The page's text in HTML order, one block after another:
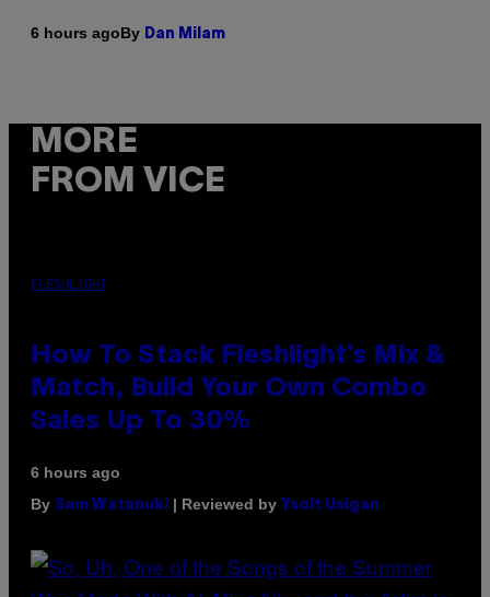
6 hours agoBy Dan Milam
MORE
FROM VICE
FLESHLIGHT
How To Stack Fleshlight’s Mix &
Match, Build Your Own Combo
Sales Up To 30%
6 hours ago
By Sam Watanuki | Reviewed by Ysolt Usigan